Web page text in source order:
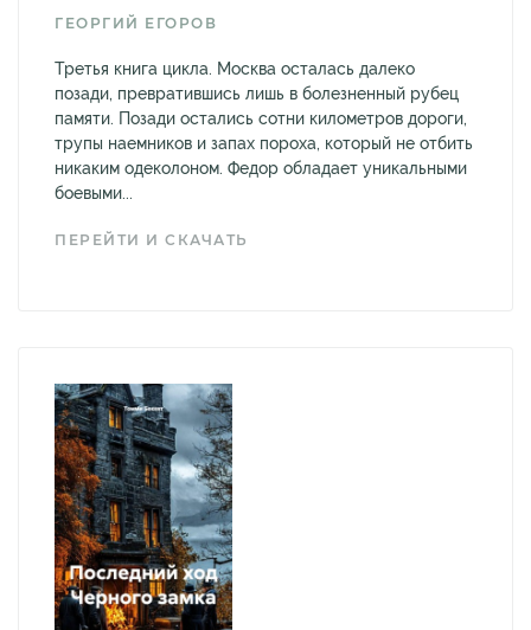
ГЕОРГИЙ ЕГОРОВ
Третья книга цикла. Москва осталась далеко
позади, превратившись лишь в болезненный рубец
памяти. Позади остались сотни километров дороги,
трупы наемников и запах пороха, который не отбить
никаким одеколоном. Федор обладает уникальными
боевыми...
ПЕРЕЙТИ И СКАЧАТЬ